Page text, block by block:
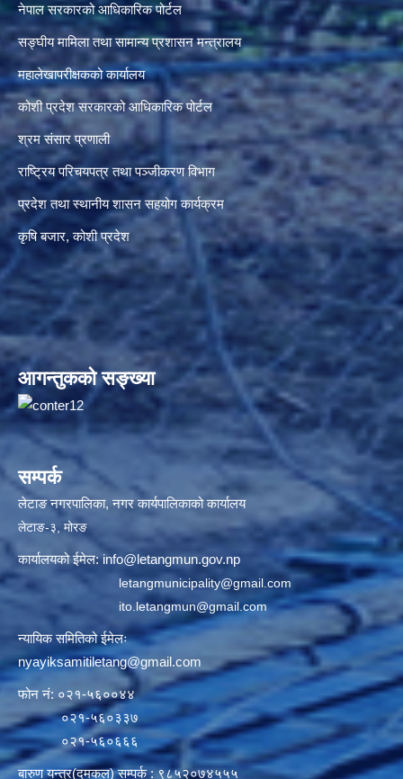
नेपाल सरकारको आधिकारिक पोर्टल
सङ्‍घीय मामिला तथा सामान्य प्रशासन मन्त्रालय
महालेखापरीक्षकको कार्यालय
कोशी प्रदेश सरकारको आधिकारिक पोर्टल
श्रम संसार प्रणाली
राष्ट्रिय परिचयपत्र तथा पञ्जीकरण विभाग
प्रदेश तथा स्थानीय शासन सहयोग कार्यक्रम
कृषि बजार, कोशी प्रदेश
आगन्तुकको सङ्ख्या
सम्पर्क
लेटाङ नगरपालिका, नगर कार्यपालिकाको कार्यालय
लेटाङ-३, मोरङ
कार्यालयको ईमेल:info@letangmun.gov.np
letangmunicipality@gmail.com
ito.letangmun@gmail.com
न्यायिक समितिको ईमेलः
nyayiksamitiletang@gmail.com
फोन नं: ०२१-५६००४४
०२१-५६०३३७
०२१-५६०६६६
बारुण यन्त्र(दमकल) सम्पर्क : ९८५२०७४५५५